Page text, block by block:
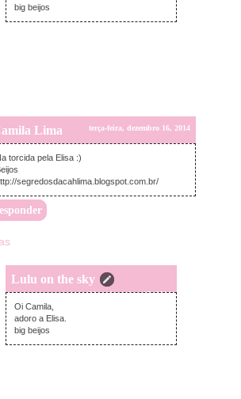
big beijos
Lima terça-feira, dezembro 16, 2014
torcida pela Elisa :)
segredosdacahlima.blogspot.com.br/
Lulu on the sky
quarta-feira, dezembro 17, 2014
Oi Camila,
adoro a Elisa.
big beijos